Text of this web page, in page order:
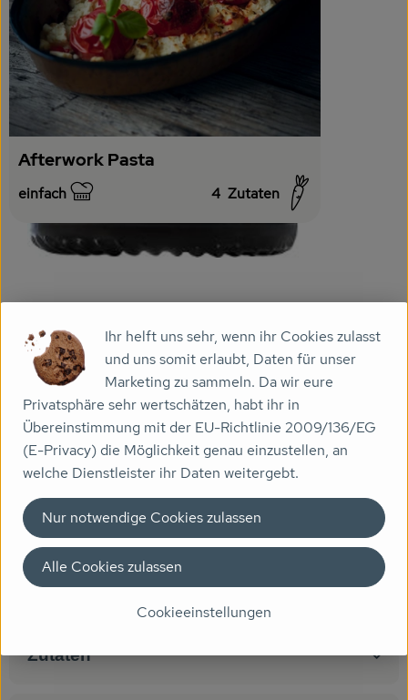
Service
B2B
Veranstaltungen
Wissen
Afterwork Pasta
Schwierigkeit:
einfach 4 Zutaten
Info
Ohne Zusatz von Aromastoffen wird dieses Öl durch
gleichzeitiges Pressen von Oliven und frischem Knoblauch
gewonnen. Dieses würzige Öl entwickelt einen intensiven
Knoblauchgeschmack, der durch den fruchtigen
Geschmack des Olivenöls unterstrichen wird und Gerichten
sofort eine mediterrane Note verleiht. Schon wenige
Tropfen genügen, um Salate, Marinaden, Fisch und Aioli
mit dem gewissen Etwas zu verfeinern.
Produktinformationen
Zutaten
Ihr helft uns sehr, wenn ihr Cookies zulasst
und uns somit erlaubt, Daten für unser
Marketing zu sammeln. Da wir eure
Privatsphäre sehr wertschätzen, habt ihr in
Übereinstimmung mit der EU-Richtlinie 2009/136/EG
(E-Privacy) die Möglichkeit genau einzustellen, an
welche Dienstleister ihr Daten weitergebt.
Cookieeinstellungen
Nur notwendige Cookies zulassen
Alle Cookies zulassen